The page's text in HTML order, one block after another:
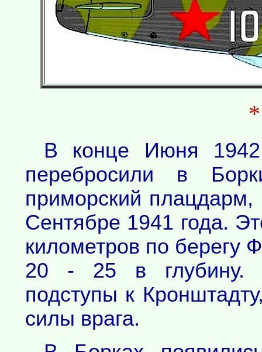
В конце Июня
перебросили в
приморский плацдарм,
Сентябре 1941 года.
километров по берегу
20 - 25 в глубину.
подступы к
силы врага.